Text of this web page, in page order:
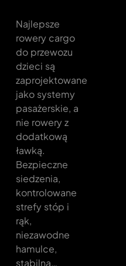
Najlepsze
rowery cargo
do przewozu
dzieci są
zaprojektowane
jako systemy
pasażerskie, a
nie rowery z
dodatkową
ławką.
Bezpieczne
siedzenia,
kontrolowane
strefy stóp i
rąk,
niezawodne
hamulce,
stabilna…